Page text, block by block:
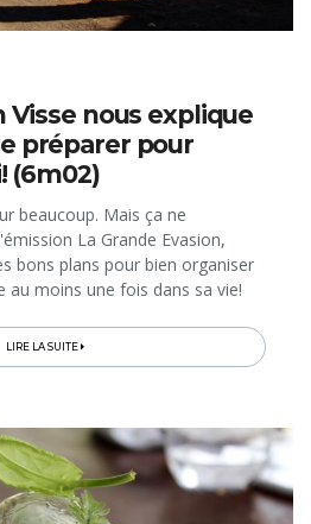
Visse nous explique
préparer pour
(6m02)
beaucoup. Mais ça ne
La Grande Evasion,
bons plans pour bien organiser
au moins une fois dans sa vie!
LIRE LA SUITE